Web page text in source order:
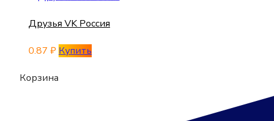
Друзья VK Россия
0.87 ₽ Купить
Корзина